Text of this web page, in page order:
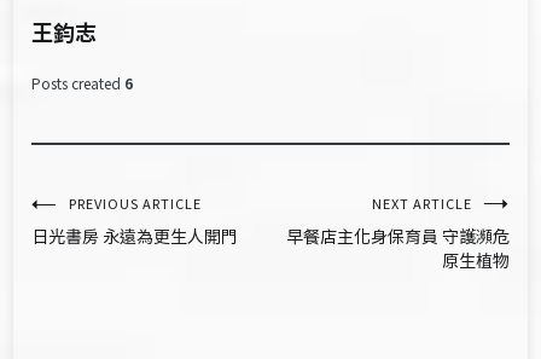
王鈞志
Posts created 6
文
章
PREVIOUS ARTICLE
日光書房 永遠為更生人開門
NEXT ARTICLE
早餐店主化身保育員 守護瀕危
原生植物